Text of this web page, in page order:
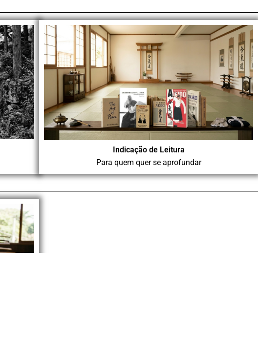
Indicação de Leitura
Para quem quer se aprofundar